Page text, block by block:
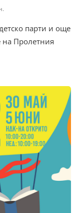
парти и още
на Пролетния